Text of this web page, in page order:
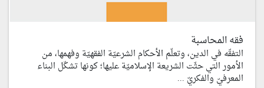
فقه المحاسبة
التفقّه في الدين، وتعلّم الأحكام الشرعيّة الفقهيّة وفهمها، من
الأمور التي حثّت الشريعة الإسلاميّة عليها؛ كونها تشكّل البناء
المعرفيّ والفكريّ ...